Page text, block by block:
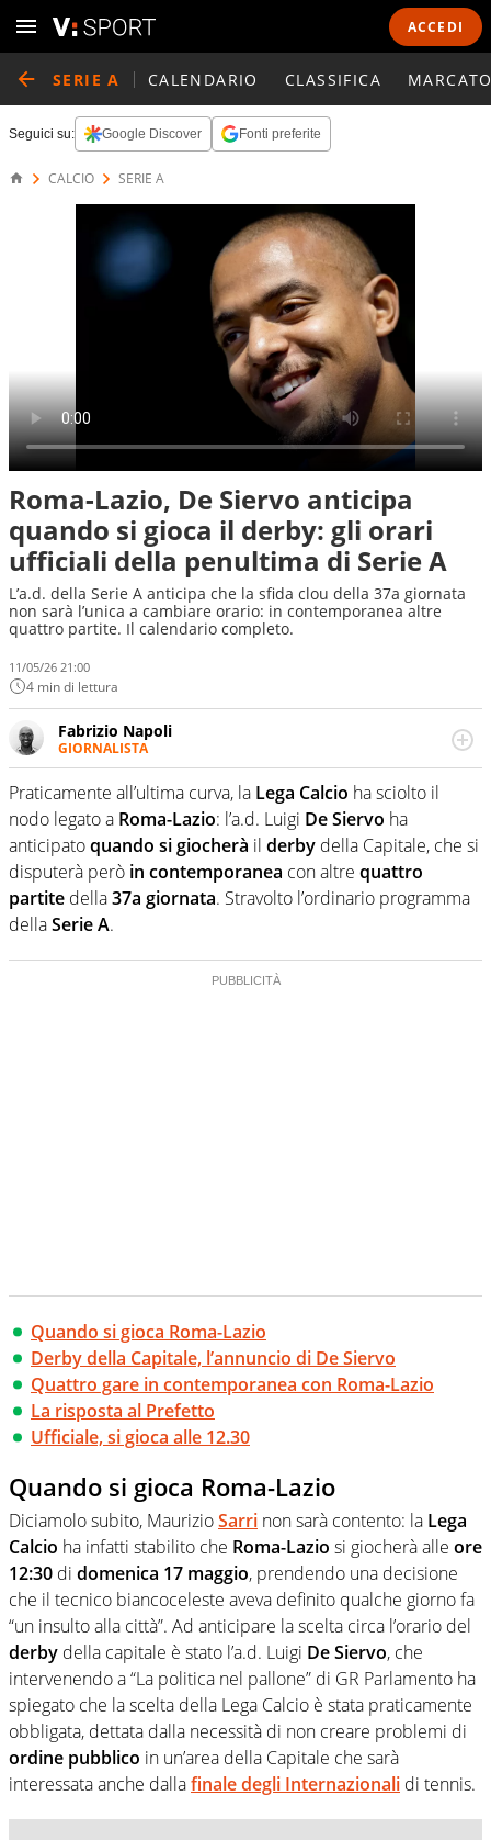
ACCEDI
SERIE A CALENDARIO CLASSIFICA
Seguici su: Google Discover Fonti preferite
CALCIO SERIE A
Roma-Lazio, De Siervo anticipa
quando si gioca il derby: gli orari
ufficiali della penultima di Serie A
L’a.d. della Serie A anticipa che la sfida clou della 37a giornata
non sarà l’unica a cambiare orario: in contemporanea altre
quattro partite. Il calendario completo.
11/05/26 21:00
4 min di lettura
Fabrizio Napoli
GIORNALISTA
Giornalista professionista, per Virgilio Sport segue anche
il calcio ma è con la pallanuoto che esalta competenze e
passioni. Cura la comunicazione di HaBaWaBa, il più
grande festival di waterpolo per bambini al mondo
Praticamente all’ultima curva, la Lega Calcio ha sciolto il
nodo legato a Roma-Lazio: l’a.d. Luigi DeSiervo ha
anticipatoquando si giocherà il derby della Capitale, che si
disputerà però in contemporanea con altre quattro
partite della37a giornata. Stravolto l’ordinario programma
dellaSerie A.
Quando si gioca Roma-Lazio
Derby della Capitale, l’annuncio di De Siervo
Quattro gare in contemporanea con Roma-Lazio
La risposta al Prefetto
Ufficiale, si gioca alle 12.30
Quando si gioca Roma-Lazio
Diciamolo subito, MaurizioSarri non sarà contento: la Lega
Calcio ha infatti stabilito che Roma-Lazio si giocherà alle ore
12:30 di domenica 17 maggio, prendendo una decisione
che il tecnico biancoceleste aveva definito qualche giorno fa
“un insulto alla città”. Ad anticipare la scelta circa l’orario del
derby della capitale è stato l’a.d. Luigi De Siervo, che
intervenendo a “La politica nel pallone” di GR Parlamento ha
spiegato che la scelta della Lega Calcio è stata praticamente
obbligata, dettata dalla necessità di non creare problemi di
ordine pubblico in un’area della Capitale che sarà
interessata anche dallafinaledegli Internazionali di tennis.